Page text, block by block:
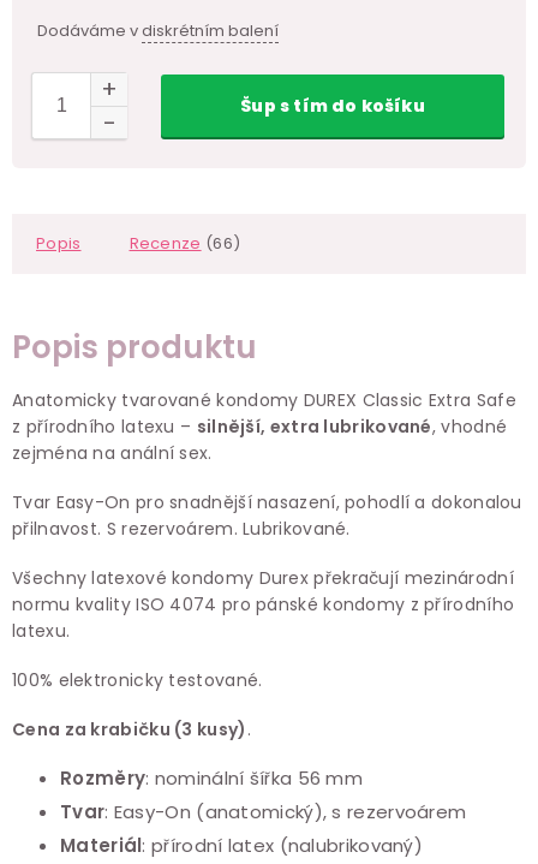
Dodáváme vdiskrétním balení
Šups tímdo košíku
Popis Recenze (66)
Popis produktu
Anatomicky tvarované kondomy DUREX Classic Extra Safe
z přírodního latexu – silnější, extra lubrikované, vhodné
zejména na anální sex.
Tvar Easy-On pro snadnější nasazení, pohodlí a dokonalou
přilnavost. S rezervoárem. Lubrikované.
Všechny latexové kondomy Durex překračují mezinárodní
normu kvality ISO 4074 pro pánské kondomy z přírodního
latexu.
100% elektronicky testované.
Cena za krabičku (3 kusy) .
Rozměry: nominální šířka 56 mm
Tvar: Easy-On (anatomický), s rezervoárem
Materiál: přírodní latex (nalubrikovaný)